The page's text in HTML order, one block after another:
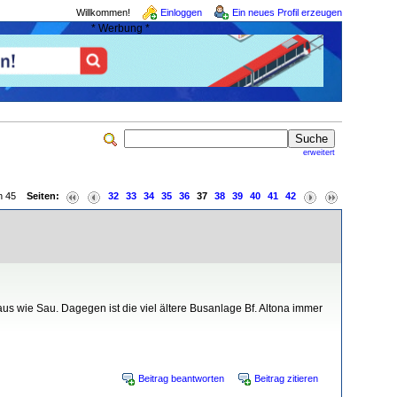
Willkommen! Einloggen Ein neues Profil erzeugen
* Werbung *
erweitert
45 Seiten: 32 33 34 35 36 37 38 39 40 41 42
wie Sau. Dagegen ist die viel ältere Busanlage Bf. Altona immer
Beitrag beantworten Beitrag zitieren